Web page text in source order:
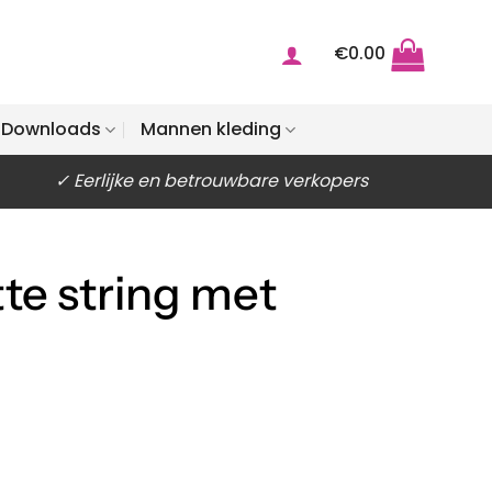
€0.00
Downloads Mannen kleding
✓ Eerlijke en betrouwbare verkopers
string met